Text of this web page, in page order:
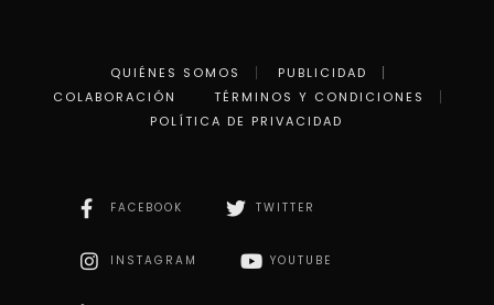
QUIÉNES SOMOS
PUBLICIDAD
COLABORACIÓN
TÉRMINOS Y CONDICIONES
POLÍTICA DE PRIVACIDAD
FACEBOOK TWITTER
INSTAGRAM YOUTUBE